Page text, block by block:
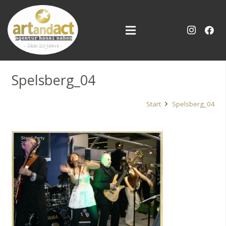
Spelsberg_04
Start Spelsberg_04